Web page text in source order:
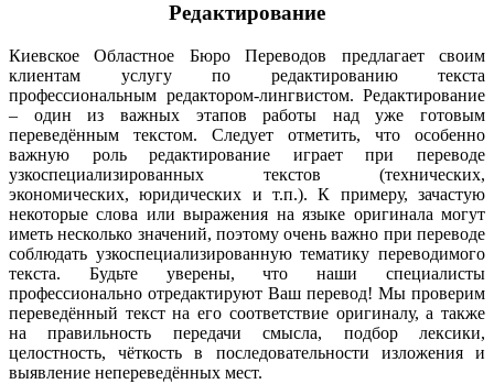
Редактирование
Киевское Областное Бюро Переводов предлагает своим
клиентам услугу по редактированию текста
профессиональным редактором-лингвистом. Редактирование
– один из важных этапов работы над уже готовым
переведённым текстом. Следует отметить, что особенно
важную роль редактирование играет при переводе
узкоспециализированных текстов (технических,
экономических, юридических и т.п.). К примеру, зачастую
некоторые слова или выражения на языке оригинала могут
иметь несколько значений, поэтому очень важно при переводе
соблюдать узкоспециализированную тематику переводимого
текста. Будьте уверены, что наши специалисты
профессионально отредактируют Ваш перевод! Мы проверим
переведённый текст на его соответствие оригиналу, а также
на правильность передачи смысла, подбор лексики,
целостность, чёткость в последовательности изложения и
выявление непереведённых мест.